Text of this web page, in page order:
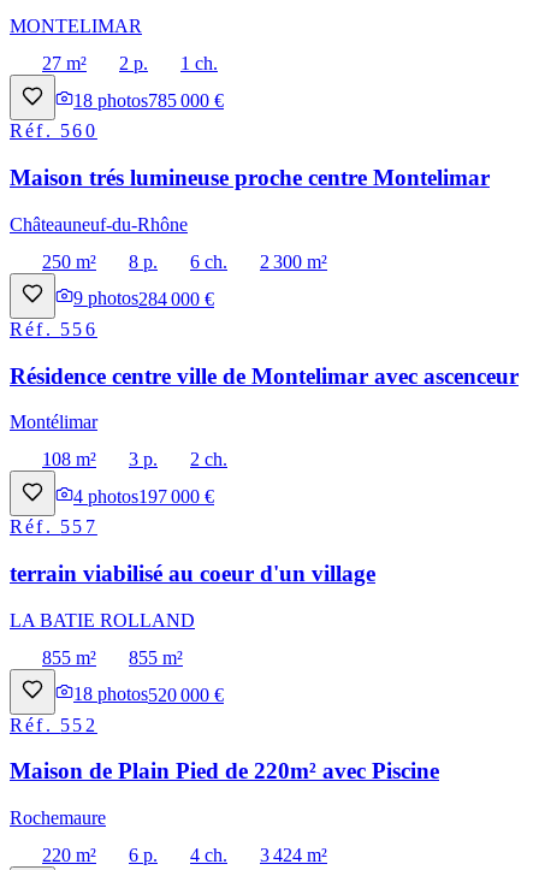
MONTELIMAR
27 m²
2 p.
1 ch.
18 photos785 000 €
Réf. 560
Maison trés lumineuse proche centre Montelimar
Châteauneuf-du-Rhône
250 m²
8 p. 6 ch.
2 300 m²
9 photos284 000 €
Réf. 556
Résidence centre ville de Montelimar avec ascenceur
Montélimar
108 m²
3 p.
2 ch.
4 photos197 000 €
Réf. 557
terrain viabilisé au coeur d'un village
LA BATIE ROLLAND
855 m²
855 m²
18 photos520 000 €
Réf. 552
Maison de Plain Pied de 220m² avec Piscine
Rochemaure
220 m²
6 p. 4 ch.
3 424 m²